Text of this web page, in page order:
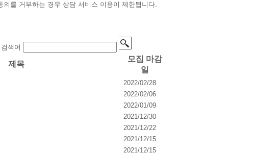
를 거부하는 경우 상담 서비스 이용이 제한됩니다.
검색어
제목
모집 마감
일
2022/02/28
2022/02/06
2022/01/09
2021/12/30
2021/12/22
2021/12/15
2021/12/15